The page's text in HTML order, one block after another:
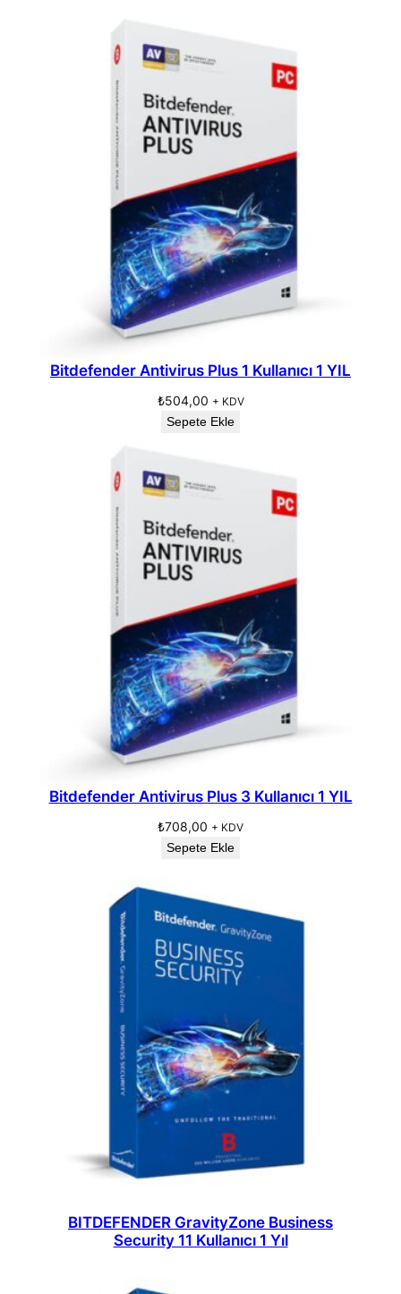
Bitdefender Antivirus Plus 1 Kullanıcı 1 YIL
₺504,00 + KDV
Sepete Ekle
Bitdefender Antivirus Plus 3 Kullanıcı 1 YIL
₺708,00 + KDV
Sepete Ekle
BITDEFENDER GravityZone Business
Security 11 Kullanıcı 1 Yıl